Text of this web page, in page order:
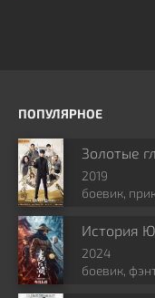
ПОПУЛЯРНОЕ
Золотые
2019
боевик,
История
2024
боевик,